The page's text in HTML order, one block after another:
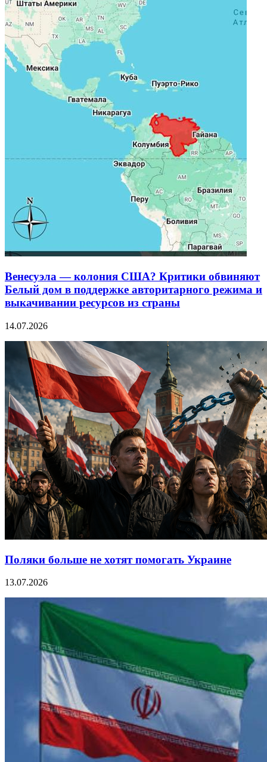
Венесуэла — колония США? Критики обвиняют
Белый дом в поддержке авторитарного режима и
выкачивании ресурсов из страны
14.07.2026
Поляки больше не хотят помогать Украине
13.07.2026